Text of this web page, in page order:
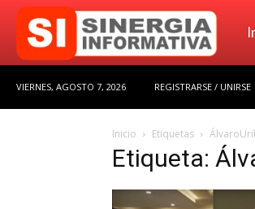
VIERNES, AGOSTO 7, 2026 REGISTRARSE / UNIRSE
Inicio Etiquetas
Etiqueta: